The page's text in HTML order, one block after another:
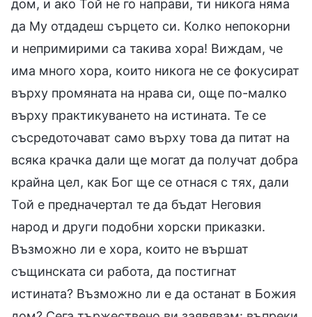
дом, и ако Той не го направи, ти никога няма
да Му отдадеш сърцето си. Колко непокорни
и непримирими са такива хора! Виждам, че
има много хора, които никога не се фокусират
върху промяната на нрава си, още по-малко
върху практикуването на истината. Те се
съсредоточават само върху това да питат на
всяка крачка дали ще могат да получат добра
крайна цел, как Бог ще се отнася с тях, дали
Той е предначертал те да бъдат Неговия
народ и други подобни хорски приказки.
Възможно ли е хора, които не вършат
същинската си работа, да постигнат
истината? Възможно ли е да останат в Божия